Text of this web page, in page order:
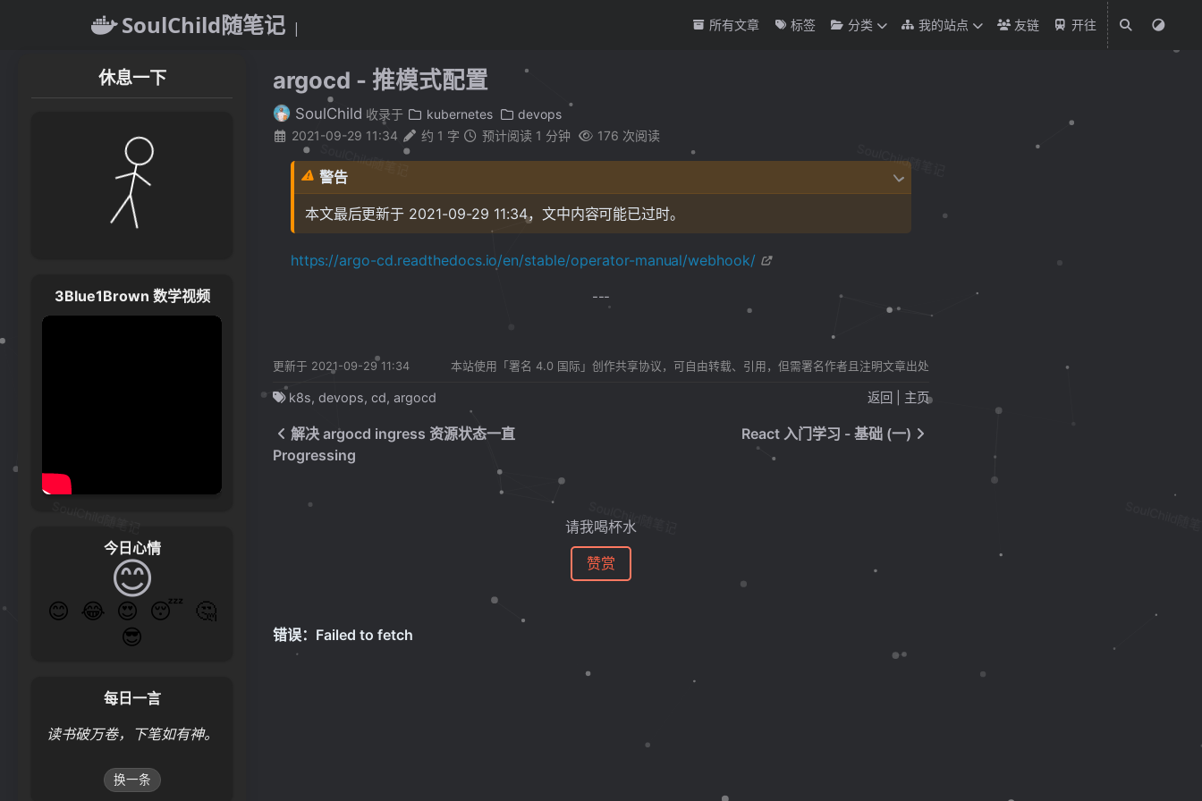
SoulChild随笔记 | 所有文章 标签 分类 我的站点 友链 开往
休息一下
3Blue1Brown 数学视频
今日心情
😊
😊 😂 😍 😴 🤔
😎
每日一言
读书破万卷，下笔如有神。
换一条
argocd - 推模式配置
SoulChild 收录于 kubernetes
devops
2021-09-29 11:34
约 1 字 预计阅读 1 分钟 176 次阅读
警告
本文最后更新于 2021-09-29 11:34，文中内容可能已过时。
https://argo-cd.readthedocs.io/en/stable/operator-manual/webhook/
更新于 2021-09-29 11:34 本站使用「署名 4.0 国际」创作共享协议，可自由转载、引用，但需署名作者且注明文章出处
k8s devops cd argocd 返回 主页
解决 argocd ingress 资源状态一直
Progressing
React 入门学习 - 基础 (一)
请我喝杯水
赞赏
SoulChild随笔记 SoulChild随笔记
SoulChild随笔记